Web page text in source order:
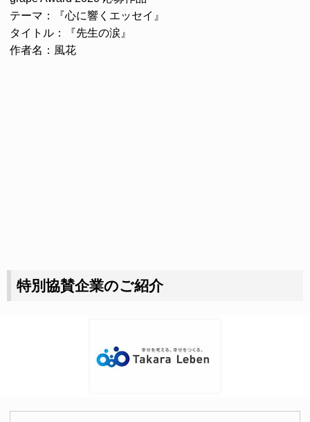
テーマ：『心に響くエッセイ』
タイトル：『先生の涙』
作者名：風花
特別協賛企業のご紹介